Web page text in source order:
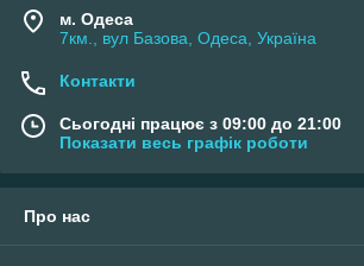
м. Одеса
7км., вул Базова, Одеса, Україна
Контакти
Сьогодні працює з 09:00 до 21:00
Показати весь графік роботи
Про нас